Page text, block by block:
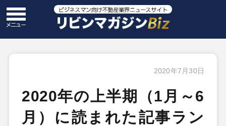
2020年7月30日
2020年の上半期（1月～6
月）に読まれた記事ラン